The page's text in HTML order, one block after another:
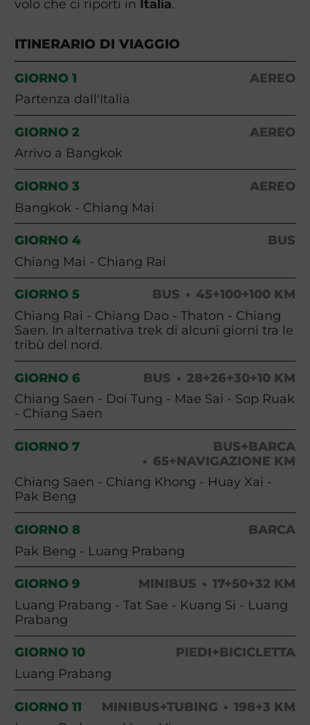
volo che ci riporti in Italia.
ITINERARIO DI VIAGGIO
GIORNO 1
AEREO
Partenza dall'Italia
GIORNO 2
AEREO
Arrivo a Bangkok
GIORNO 3
AEREO
Bangkok - Chiang Mai
GIORNO 4
BUS
Chiang Mai - Chiang Rai
GIORNO 5 BUS
45+100+100 KM
Chiang Rai - Chiang Dao - Thaton - Chiang
Saen. In alternativa trek di alcuni giorni tra le
tribù del nord.
GIORNO 6 BUS
28+26+30+10 KM
Chiang Saen - Doi Tung - Mae Sai - Sop Ruak
- Chiang Saen
GIORNO 7
BUS+BARCA
65+NAVIGAZIONE KM
Chiang Saen - Chiang Khong - Huay Xai -
Pak Beng
GIORNO 8
BARCA
Pak Beng - Luang Prabang
GIORNO 9 MINIBUS
17+50+32 KM
Luang Prabang - Tat Sae - Kuang Si - Luang
Prabang
GIORNO 10
PIEDI+BICICLETTA
Luang Prabang
GIORNO 11 MINIBUS+TUBING
198+3 KM